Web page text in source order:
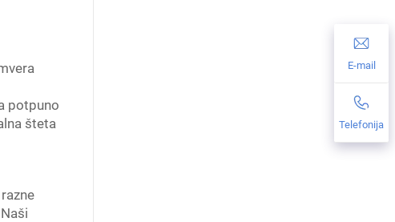
potpuno
šteta
E-mail
Telefonija